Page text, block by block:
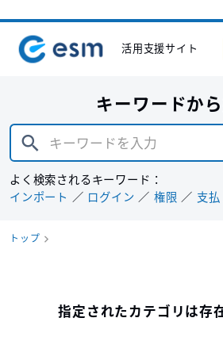
活用支援サイト
キーワードか
よく検索されるキーワード：
インポート
ログイン 権限 支払
トップ
指定されたカテゴリは存